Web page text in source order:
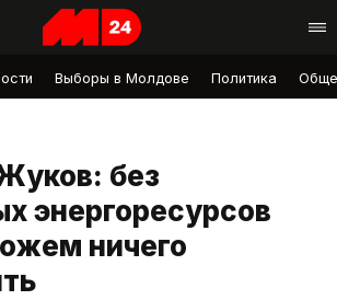
Выборы в Молдове Политика
без
энергоресурсов
ничего